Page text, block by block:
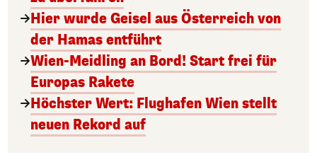
Hier wurde Geisel aus Österreich von
der Hamas entführt
Wien-Meidling an Bord! Start frei für
Europas Rakete
Höchster Wert: Flughafen Wien stellt
neuen Rekord auf